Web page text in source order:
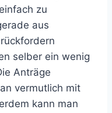
zu
aus
selber ein wenig
Anträge
vermutlich mit
kann man